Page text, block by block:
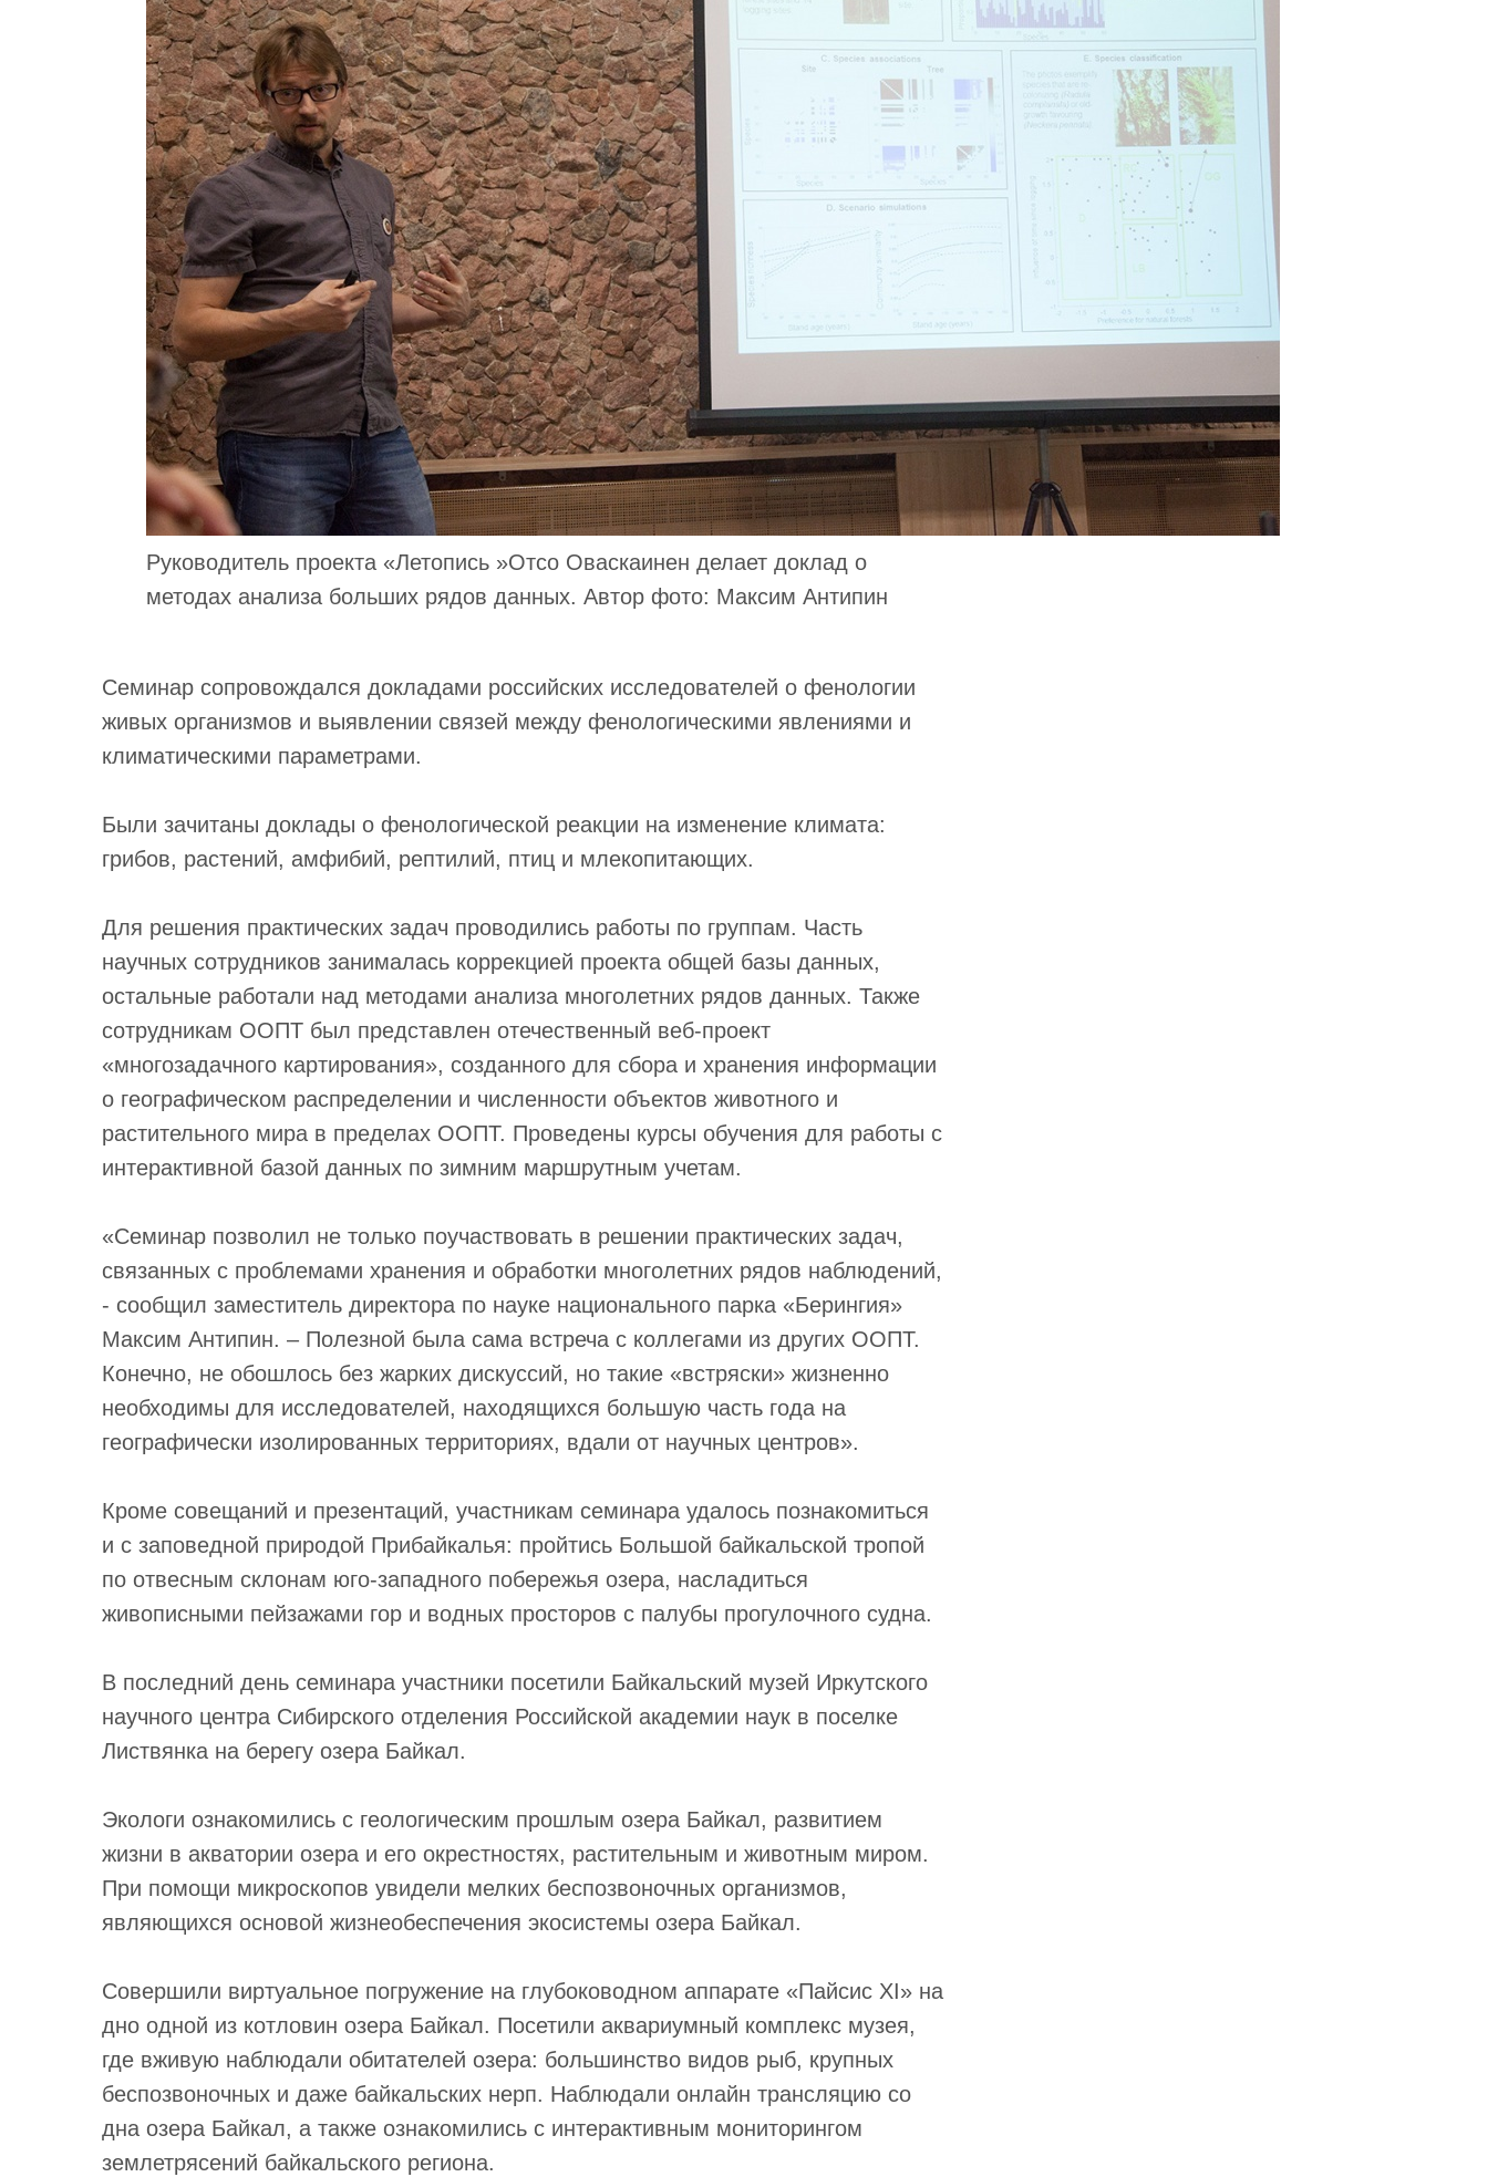
Руководитель проекта «Летопись »Отсо Оваскаинен делает доклад о
методах анализа больших рядов данных. Автор фото: Максим Антипин
Семинар сопровождался докладами российских исследователей о фенологии
живых организмов и выявлении связей между фенологическими явлениями и
климатическими параметрами.
Были зачитаны доклады о фенологической реакции на изменение климата:
грибов, растений, амфибий, рептилий, птиц и млекопитающих.
Для решения практических задач проводились работы по группам. Часть
научных сотрудников занималась коррекцией проекта общей базы данных,
остальные работали над методами анализа многолетних рядов данных. Также
сотрудникам ООПТ был представлен отечественный веб-проект
«многозадачного картирования», созданного для сбора и хранения информации
о географическом распределении и численности объектов животного и
растительного мира в пределах ООПТ. Проведены курсы обучения для работы с
интерактивной базой данных по зимним маршрутным учетам.
«Семинар позволил не только поучаствовать в решении практических задач,
связанных с проблемами хранения и обработки многолетних рядов наблюдений,
- сообщил заместитель директора по науке национального парка «Берингия»
Максим Антипин. – Полезной была сама встреча с коллегами из других ООПТ.
Конечно, не обошлось без жарких дискуссий, но такие «встряски» жизненно
необходимы для исследователей, находящихся большую часть года на
географически изолированных территориях, вдали от научных центров».
Кроме совещаний и презентаций, участникам семинара удалось познакомиться
и с заповедной природой Прибайкалья: пройтись Большой байкальской тропой
по отвесным склонам юго-западного побережья озера, насладиться
живописными пейзажами гор и водных просторов с палубы прогулочного судна.
В последний день семинара участники посетили Байкальский музей Иркутского
научного центра Сибирского отделения Российской академии наук в поселке
Листвянка на берегу озера Байкал.
Экологи ознакомились с геологическим прошлым озера Байкал, развитием
жизни в акватории озера и его окрестностях, растительным и животным миром.
При помощи микроскопов увидели мелких беспозвоночных организмов,
являющихся основой жизнеобеспечения экосистемы озера Байкал.
Совершили виртуальное погружение на глубоководном аппарате «Пайсис XI» на
дно одной из котловин озера Байкал. Посетили аквариумный комплекс музея,
где вживую наблюдали обитателей озера: большинство видов рыб, крупных
беспозвоночных и даже байкальских нерп. Наблюдали онлайн трансляцию со
дна озера Байкал, а также ознакомились с интерактивным мониторингом
землетрясений байкальского региона.